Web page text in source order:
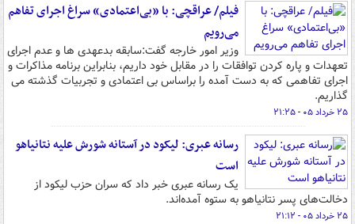
فیلم/ عراقچی: با «بی‌اعتمادی» سراغ اجرای تفاهم
می‌رویم
وزیر امور خارجه گفت:سابقه بدعهدی ها و عدم اجرای
تعهدات ‌و پاره کردن توافقات را در مقابل خود داریم، بنابراین برنامه مذاکرات و
اجرای تفاهمی که به دست آمده را براساس بی اعتمادی و تجربیات گذشته می
گذاریم.
۲۵ خرداد ۰۵ - ۲۱:۲۵
رسانه عبری: لیکود در آستانه شورش علیه نتانیاهو
است
یک رسانه عبری خبر داد که سران حزب لیکود از
دخالت‌های پسر نتانیاهو به ستوه آمده‌اند.
۲۵ خرداد ۰۵ - ۲۱:۱۲